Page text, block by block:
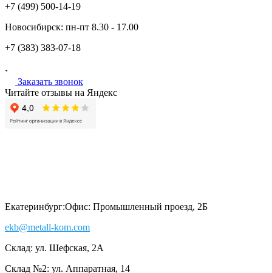
+7 (499) 500-14-19
Новосибирск: пн-пт 8.30 - 17.00
+7 (383) 383-07-18
Заказать звонок
Читайте отзывы на Яндекс
Екатеринбург:Офис: Промышленный проезд, 2Б
ekb@metall-kom.com
Склад: ул. Шефская, 2А
Склад №2: ул. Аппаратная, 14